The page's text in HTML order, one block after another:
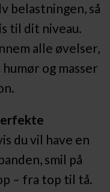
belastningen, så
til dit niveau.
alle øvelser,
og masser
du vil have en
smil på
– fra top til tå.